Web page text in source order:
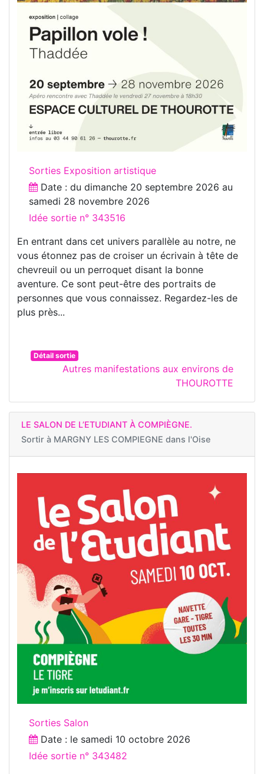
Sorties Exposition artistique
Date : du dimanche 20 septembre 2026 au
samedi 28 novembre 2026
Idée sortie n° 343516
En entrant dans cet univers parallèle au notre, ne
vous étonnez pas de croiser un écrivain à tête de
chevreuil ou un perroquet disant la bonne
aventure. Ce sont peut-être des portraits de
personnes que vous connaissez. Regardez-les de
plus près...
Détail sortie
Autres manifestations aux environs de
THOUROTTE
LE SALON DE L’ETUDIANT À COMPIÈGNE.
Sortir à MARGNY LES COMPIEGNE dans l'Oise
Sorties Salon
Date : le samedi 10 octobre 2026
Idée sortie n° 343482